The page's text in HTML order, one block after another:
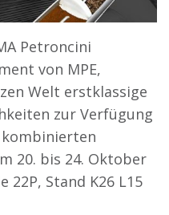
Petroncini
von MPE,
Welt erstklassige
zur Verfügung
kombinierten
20. bis 24. Oktober
22P, Stand K26 L15